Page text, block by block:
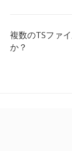
複数のTSファ
か？